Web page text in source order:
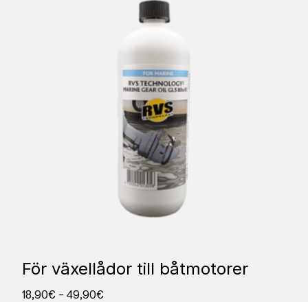
För växellådor till båtmotorer
18,90€ – 49,90€